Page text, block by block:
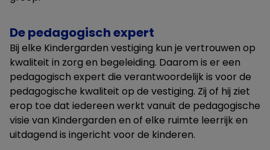
De pedagogisch expert
Bij elke Kindergarden vestiging kun je vertrouwen op
kwaliteit in zorg en begeleiding. Daarom is er een
pedagogisch expert die verantwoordelijk is voor de
pedagogische kwaliteit op de vestiging. Zij of hij ziet
erop toe dat iedereen werkt vanuit de pedagogische
visie van Kindergarden en of elke ruimte leerrijk en
uitdagend is ingericht voor de kinderen.